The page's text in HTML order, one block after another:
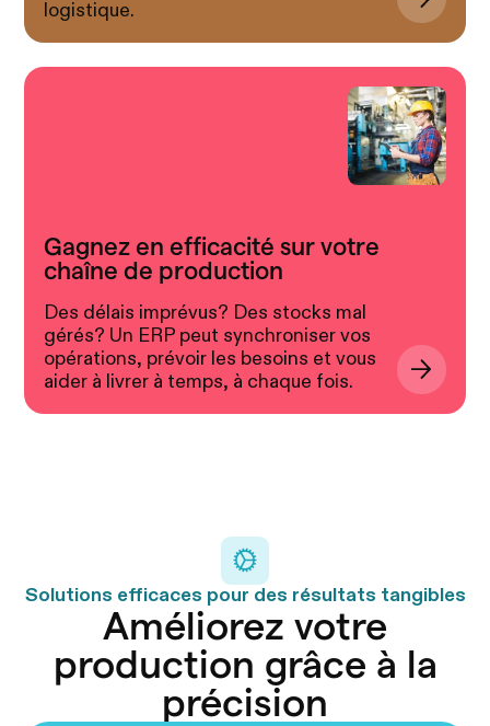
logistique.
Gagnez en efficacité sur votre
chaîne de production
Des délais imprévus? Des stocks mal
gérés? Un ERP peut synchroniser vos
opérations, prévoir les besoins et vous
aider à livrer à temps, à chaque fois.
Solutions efficaces pour des résultats tangibles
Améliorez votre
production grâce à la
précision